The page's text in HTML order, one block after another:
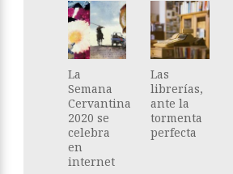
La
Semana
Cervantina
2020 se
celebra
en
internet
Las
librerías,
ante la
tormenta
perfecta